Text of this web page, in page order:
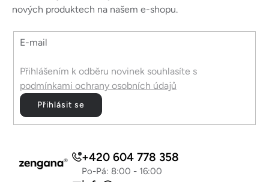
nových produktech na našem e-shopu.
E-mail
Přihlášením k odběru novinek souhlasíte s
podmínkami ochrany osobních údajů
Přihlásit se
+420 604 778 358
Po-Pá: 8:00 - 16:00